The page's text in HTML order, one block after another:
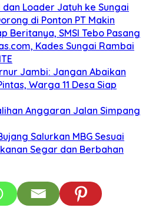
dan Loader Jatuh ke Sungai
di Ponton PT Makin
Beritanya, SMSI Tebo Pasang
Kades Sungai Rambai
Jambi: Jangan Abaikan
Warga 11 Desa Siap
Anggaran Jalan Simpang
Salurkan MBG Sesuai
Segar dan Berbahan